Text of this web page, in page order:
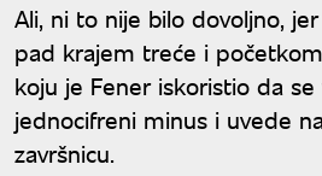
Ali, ni to nije bilo dovoljno,
pad krajem treće i
koju je Fener iskoristio da
jednocifreni minus i uvede
završnicu.